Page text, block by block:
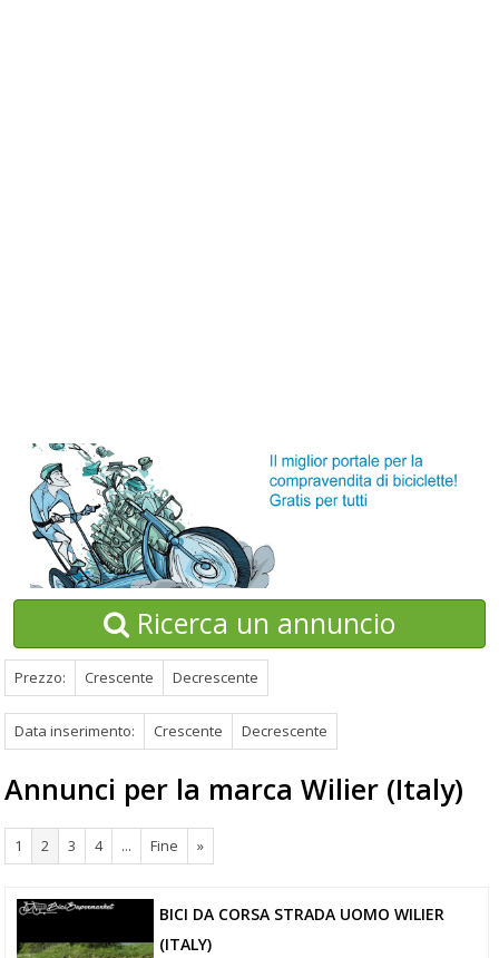
Ricerca un annuncio
Prezzo: Crescente Decrescente
Data inserimento: Crescente Decrescente
Annunci per la marca Wilier (Italy)
1 2 3 4 ... Fine »
BICI DA CORSA STRADA UOMO WILIER
(ITALY)